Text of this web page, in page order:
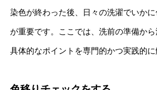
染色が終わった後、日々の洗濯でいか
が重要です。ここでは、洗前の準備から
具体的なポイントを専門的かつ実践的に